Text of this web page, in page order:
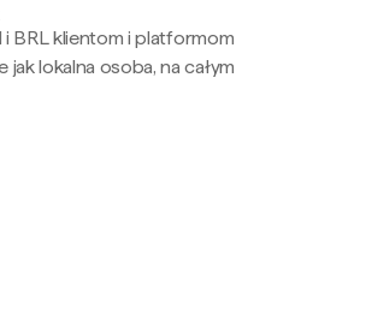
i BRL klientom i platformom
lokalna osoba, na całym